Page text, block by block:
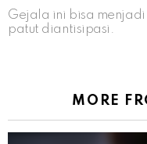
Gejala ini bisa
patut diantisipasi.
MORE